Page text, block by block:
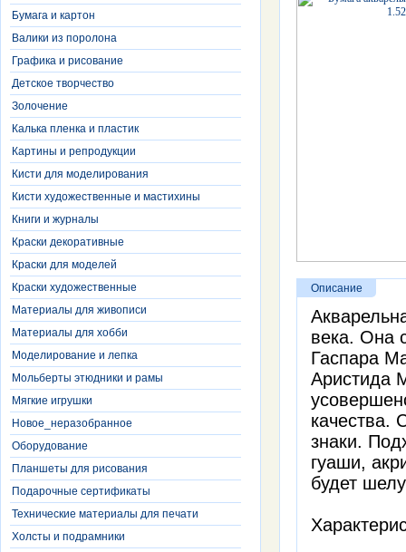
Бумага и картон
Валики из поролона
Графика и рисование
Детское творчество
Золочение
Калька пленка и пластик
Картины и репродукции
Кисти для моделирования
Кисти художественные и мастихины
Книги и журналы
Краски декоративные
Краски для моделей
Краски художественные
Материалы для живописи
Материалы для хобби
Моделирование и лепка
Мольберты этюдники и рамы
Мягкие игрушки
Новое_неразобранное
Оборудование
Планшеты для рисования
Подарочные сертификаты
Технические материалы для печати
Холсты и подрамники
Описание
века. Она
Гаспара
Аристида
качества.
знаки.
гуаши,
будет